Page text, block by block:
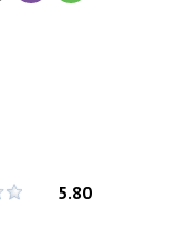
5.80